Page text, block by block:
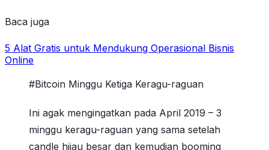
Baca juga
5 Alat Gratis untuk Mendukung Operasional Bisnis
Online
#Bitcoin Minggu Ketiga Keragu-raguan
Ini agak mengingatkan pada April 2019 – 3
minggu keragu-raguan yang sama setelah
candle hijau besar dan kemudian booming